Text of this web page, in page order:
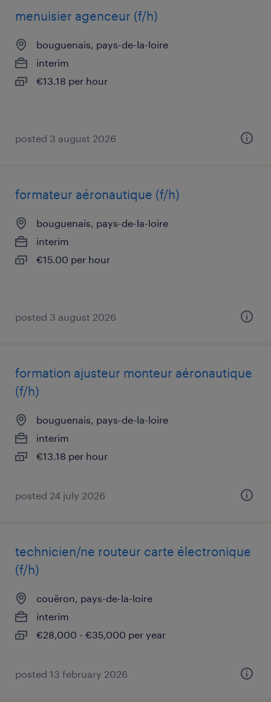
menuisier agenceur (f/h)
bouguenais, pays-de-la-loire
interim
€13.18 per hour
posted 3 august 2026
formateur aéronautique (f/h)
bouguenais, pays-de-la-loire
interim
€15.00 per hour
posted 3 august 2026
formation ajusteur monteur aéronautique
(f/h)
bouguenais, pays-de-la-loire
interim
€13.18 per hour
posted 24 july 2026
technicien/ne routeur carte électronique
(f/h)
couëron, pays-de-la-loire
interim
€28,000 - €35,000 per year
posted 13 february 2026